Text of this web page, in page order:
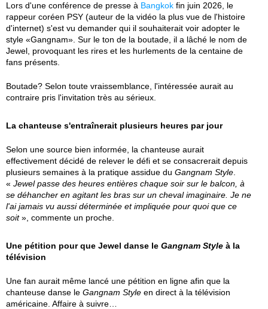
Lors d'une conférence de presse à Bangkok fin juin 2026, le
rappeur coréen PSY (auteur de la vidéo la plus vue de l'histoire
d'internet) s'est vu demander qui il souhaiterait voir adopter le
style «Gangnam». Sur le ton de la boutade, il a lâché le nom de
Jewel, provoquant les rires et les hurlements de la centaine de
fans présents.
Boutade? Selon toute vraissemblance, l'intéressée aurait au
contraire pris l'invitation très au sérieux.
La chanteuse s'entraînerait plusieurs heures par jour
Selon une source bien informée, la chanteuse aurait
effectivement décidé de relever le défi et se consacrerait depuis
plusieurs semaines à la pratique assidue du Gangnam Style
« Jewel passe des heures entières chaque soir sur le balcon, à
se déhancher en agitant les bras sur un cheval imaginaire. Je ne
l'ai jamais vu aussi déterminée et impliquée pour quoi que ce
soit», commente un proche.
Une pétition pour que Jewel danse le Gangnam Style à la
télévision
Une fan aurait même lancé une pétition en ligne afin que la
chanteuse danse le Gangnam Style en direct à la télévision
américaine. Affaire à suivre…